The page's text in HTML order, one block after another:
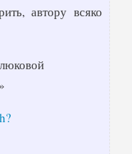
автору всяко